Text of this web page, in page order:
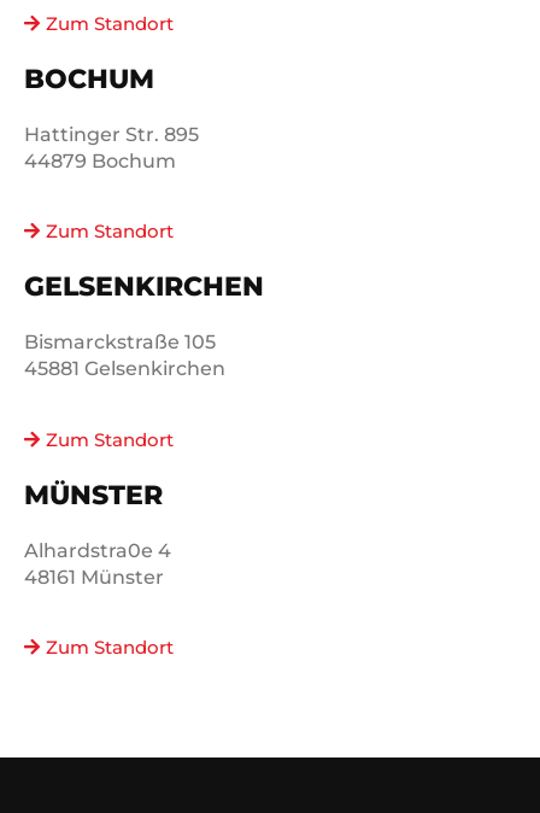
Zum Standort
BOCHUM
Hattinger Str. 895
44879 Bochum
Zum Standort
GELSENKIRCHEN
Bismarckstraße 105
45881 Gelsenkirchen
Zum Standort
MÜNSTER
Alhardstra0e 4
48161 Münster
Zum Standort